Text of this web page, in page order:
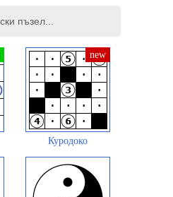
Куродоко